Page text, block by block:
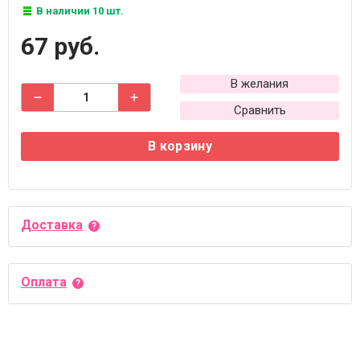
В наличии 10 шт.
67 руб.
В желания
Сравнить
В корзину
Доставка
Оплата